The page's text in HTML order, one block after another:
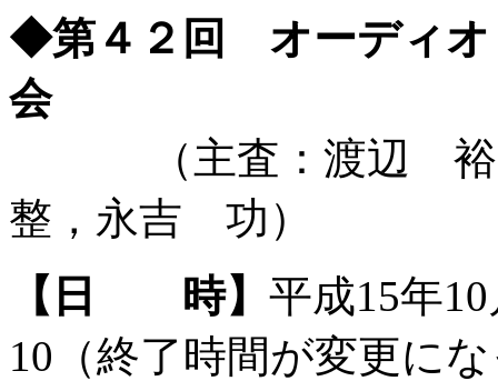
◆第４２回 オーディオ
会（発表件
（主査：渡辺 裕，
整，永吉 功）
【日 時】 平成15年
10（終了時間が変更に